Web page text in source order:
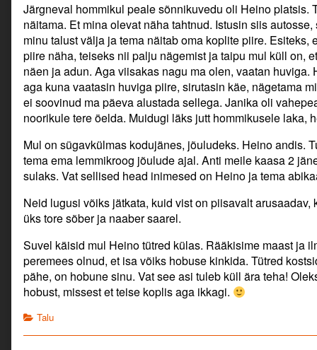
Järgneval hommikul peale sõnnikuvedu oli Heino platsis.
näitama. Et mina olevat näha tahtnud. Istusin siis
minu talust välja ja tema näitab oma koplite piire. Esiteks,
piire näha, teiseks nii palju nägemist ja taipu mul küll on,
näen ja adun. Aga viisakas nagu ma olen, vaatan huviga.
aga kuna vaatasin huviga piire, sirutasin käe, nägetama
ei soovinud ma päeva alustada sellega. Janika oli
noorikule tere öelda. Muidugi läks jutt hommikusele laka,
Mul on sügavkülmas kodujänes, jõuludeks. Heino andis.
tema ema lemmikroog jõulude ajal. Anti meile kaasa 2
sulaks. Vat sellised head inimesed on Heino ja tema
Neid lugusi võiks jätkata, kuid vist on piisavalt
üks tore sõber ja naaber saarel.
Suvel käisid mul Heino tütred külas. Rääkisime maast ja
peremees olnud, et isa võiks hobuse kinkida. Tütred
pähe, on hobune sinu. Vat see asi tuleb küll ära teha!
hobust, missest et teise koplis aga ikkagi.
Categories
Talu